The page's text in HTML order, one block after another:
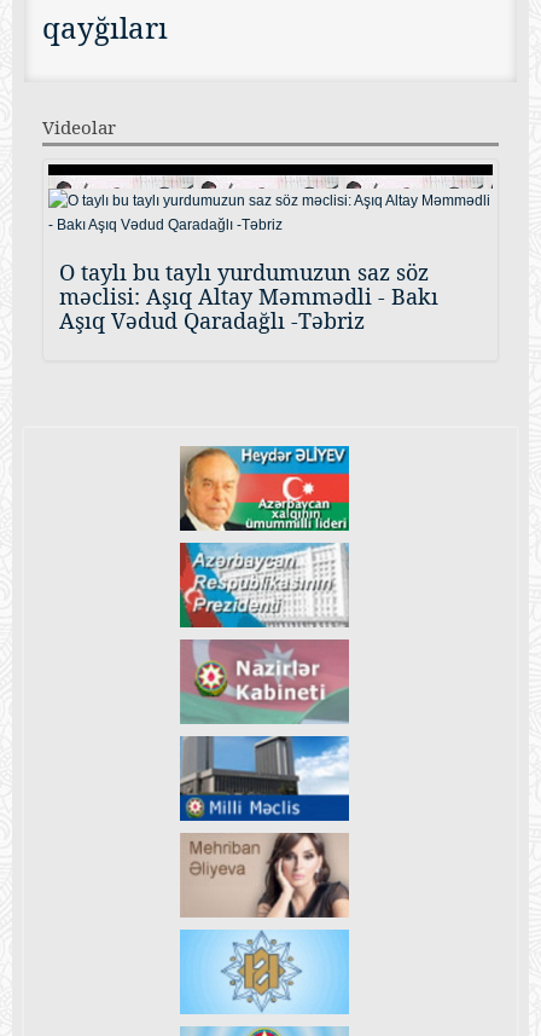
qayğıları
Videolar
O taylı bu taylı yurdumuzun saz söz
məclisi: Aşıq Altay Məmmədli - Bakı
Aşıq Vədud Qaradağlı -Təbriz